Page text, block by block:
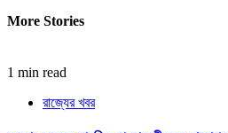
More Stories
1 min read
রাজ্যের খবর